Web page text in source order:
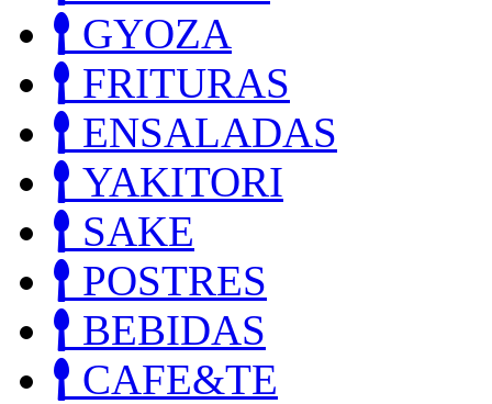
GYOZA
FRITURAS
ENSALADAS
YAKITORI
SAKE
POSTRES
BEBIDAS
CAFE&TE